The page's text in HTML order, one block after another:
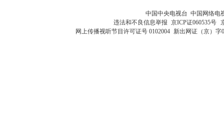
中国中央电视台 中国网络电
违法和不良信息举报 京ICP证060535号
网上传播视听节目许可证号 0102004 新出网证（京）